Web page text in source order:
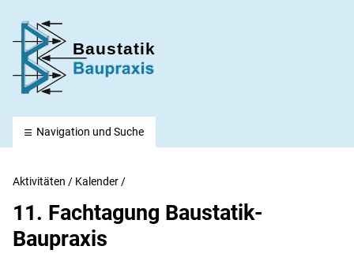
Navigation und Suche
Aktivitäten / Kalender /
11. Fachtagung Baustatik-
Baupraxis